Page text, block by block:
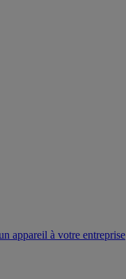
appareil à votre entreprise